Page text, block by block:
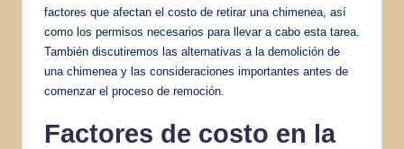
factores que afectan el costo de retirar una chimenea, así
como los permisos necesarios para llevar a cabo esta tarea.
También discutiremos las alternativas a la demolición de
una chimenea y las consideraciones importantes antes de
comenzar el proceso de remoción.
Factores de costo en la